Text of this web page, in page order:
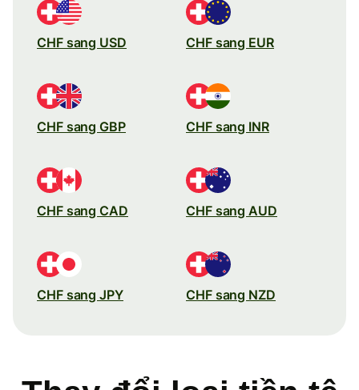
CHF sang USD CHF sang EUR
CHF sang GBP CHF sang INR
CHF sang CAD CHF sang AUD
CHF sang JPY CHF sang NZD